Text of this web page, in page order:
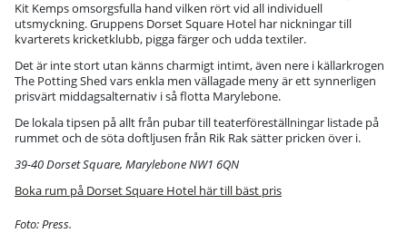
Kit Kemps omsorgsfulla hand vilken rört vid all individuell
utsmyckning. Gruppens Dorset Square Hotel har nickningar till
kvarterets kricketklubb, pigga färger och udda textiler.
Det är inte stort utan känns charmigt intimt, även nere i källarkrogen
The Potting Shed vars enkla men vällagade meny är ett synnerligen
prisvärt middagsalternativ i så flotta Marylebone.
De lokala tipsen på allt från pubar till teaterföreställningar listade på
rummet och de söta doftljusen från Rik Rak sätter pricken över i.
39-40 Dorset Square, Marylebone NW1 6QN
Boka rum på Dorset Square Hotel här till bäst pris
Foto: Press.